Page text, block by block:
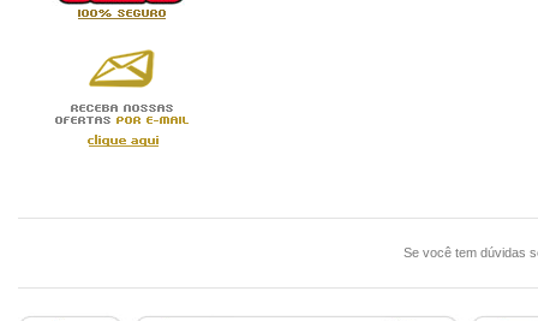
Se você tem dúvidas